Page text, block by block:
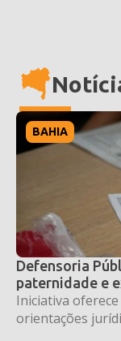
BAHIA
Defensoria
paternidade e
Iniciativa
orientações